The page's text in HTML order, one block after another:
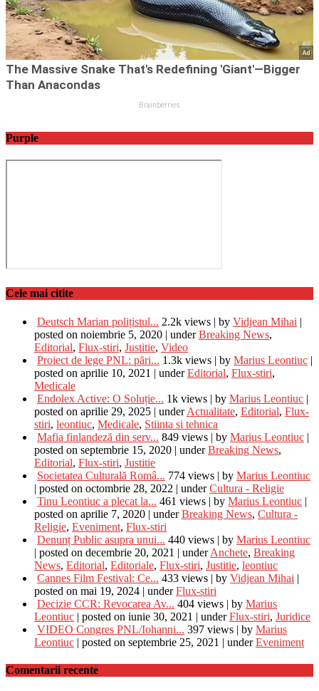
Purple
Cele mai citite
Deutsch Marian polițistul... 2.2k views | by Vidjean Mihai |
posted on noiembrie 5, 2020 | underBreaking News,
Editorial, Flux-stiri, Justitie, Video
Proiect de lege PNL: pări... 1.3k views | by Marius Leontiuc |
posted on aprilie 10, 2021 | underEditorial, Flux-stiri,
Medicale
Endolex Active: O Soluție... 1k views | by Marius Leontiuc |
posted on aprilie 29, 2025 | underActualitate, Editorial, Flux-
stiri, leontiuc, Medicale, Stiinta si tehnica
Mafia finlandeză din serv... 849 views | by Marius Leontiuc |
posted on septembrie 15, 2020 | underBreaking News,
Editorial, Flux-stiri, Justitie
Societatea Culturală Româ... 774 views | by Marius Leontiuc
| posted on octombrie 28, 2022 | underCultura - Religie
Tinu Leontiuc a plecat la... 461 views | by Marius Leontiuc |
posted on aprilie 7, 2020 | underBreaking News, Cultura -
Religie, Eveniment, Flux-stiri
Denunț Public asupra unui... 440 views | by Marius Leontiuc
| posted on decembrie 20, 2021 | underAnchete, Breaking
News, Editorial, Editoriale, Flux-stiri, Justitie, leontiuc
Cannes Film Festival: Ce... 433 views | by Vidjean Mihai |
posted on mai 19, 2024 | underFlux-stiri
Decizie CCR: Revocarea Av... 404 views | by Marius
Leontiuc | posted on iunie 30, 2021 | underFlux-stiri, Juridice
VIDEO Congres PNL/Iohanni... 397 views | by Marius
Leontiuc | posted on septembrie 25, 2021 | underEveniment
Comentarii recente